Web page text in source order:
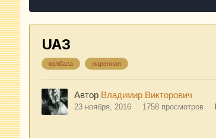
UA3
колбаса жаренная
Автор Владимир Викторович
23 ноября, 2016 1758 просмотров